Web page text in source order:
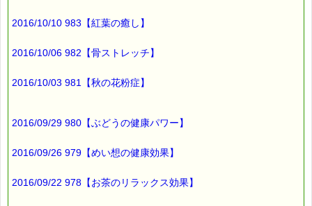
■お知らせ
バッチフラワーを必要とされている方々に、
トリートメントボトルを 無料で進呈しています。
詳細は下記をご覧ください
http://www.pass-thyme.com/fit/p100.asp
2016/10/10 983【紅葉の癒し】
2016/10/06 982【骨ストレッチ】
2016/10/03 981【秋の花粉症】
2016/09/29 980【ぶどうの健康パワー】
2016/09/26 979【めい想の健康効果】
2016/09/22 978【お茶のリラックス効果】